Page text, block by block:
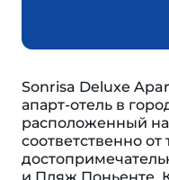
Sonrisa Deluxe
апарт-отель в
расположенный на
соответственно от